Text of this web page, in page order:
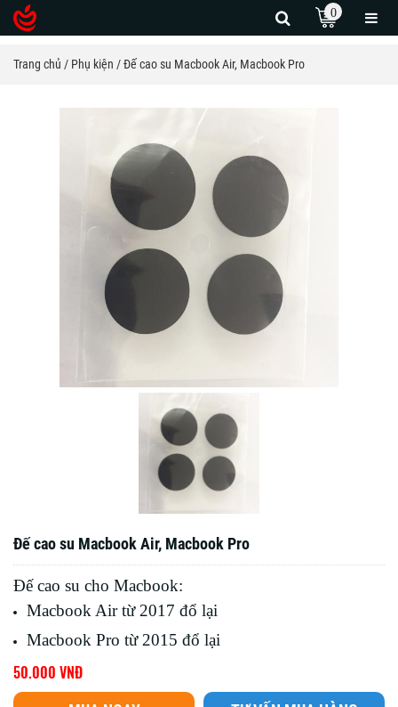
0
Trang chủ Phụ kiện Đế cao su Macbook Air, Macbook Pro
Đế cao su Macbook Air, Macbook Pro
Đế cao su cho Macbook:
Macbook Air từ 2017 đổ lại
Macbook Pro từ 2015 đổ lại
50.000 VNĐ